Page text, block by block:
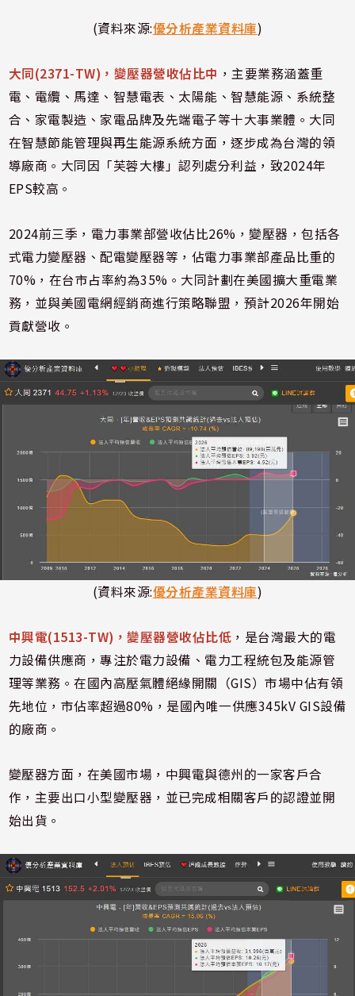
(資料來源:優分析產業資料庫)
大同(2371-TW)，變壓器營收佔比中 ，主要業務涵蓋重
電、電纜、馬達、智慧電表、太陽能、智慧能源、系統整
合、家電製造、家電品牌及先端電子等十大事業體。大同
在智慧節能管理與再生能源系統方面，逐步成為台灣的領
導廠商。大同因「芙蓉大樓」認列處分利益，致2024年
EPS較高。
2024前三季，電力事業部營收佔比26%，變壓器，包括各
式電力變壓器、配電變壓器等，佔電力事業部產品比重的
70%，在台市占率約為35%。大同計劃在美國擴大重電業
務，並與美國電網經銷商進行策略聯盟，預計2026年開始
貢獻營收。
(資料來源:優分析產業資料庫)
中興電(1513-TW)，變壓器營收佔比低 ，是台灣最大的電
力設備供應商，專注於電力設備、電力工程統包及能源管
理等業務。在國內高壓氣體絕緣開關（GIS）市場中佔有領
先地位，市佔率超過80%，是國內唯一供應345kV GIS設備
的廠商。
變壓器方面，在美國市場，中興電與德州的一家客戶合
作，主要出口小型變壓器，並已完成相關客戶的認證並開
始出貨。